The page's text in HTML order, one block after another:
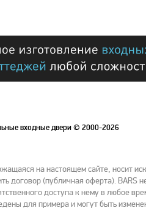
входные двери© 2000-2026
на настоящем сайте, носит
договор (публичная оферта). BARS
доступа к нему в любое
для примера и могут быть